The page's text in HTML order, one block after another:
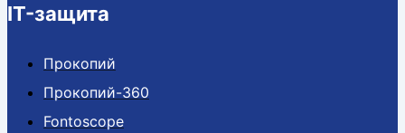
IT-защита
Прокопий
Прокопий-360
Fontoscope